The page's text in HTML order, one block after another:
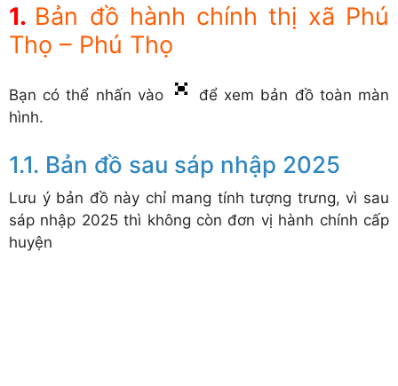
Bản đồ hành chính thị xã Phú
Thọ – Phú Thọ
Bạn có thể nhấn vào
để xem bản đồ toàn màn
hình.
Bản đồ sau sáp nhập 2025
Lưu ý bản đồ này chỉ mang tính tượng trưng, vì sau
sáp nhập 2025 thì không còn đơn vị hành chính cấp
huyện